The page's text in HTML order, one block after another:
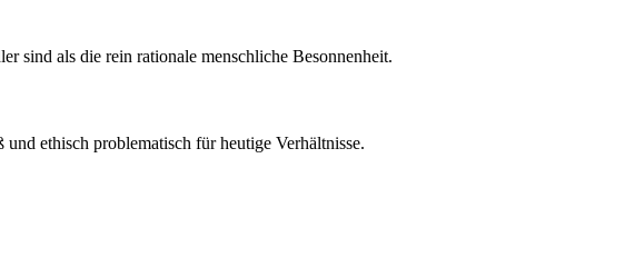
sind als die rein rationale menschliche Besonnenheit.
ethisch problematisch für heutige Verhältnisse.